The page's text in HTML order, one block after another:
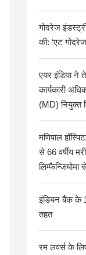
गोदरेज
की: ‘एट
एयर इंडिया ने
कार्यकारी
(MD) नियुक्त
मणिपाल
से 66 वर्षीय
लिम्फैन्जियोमा
इंडियन बैंक के
तहत
रम लवर्स के